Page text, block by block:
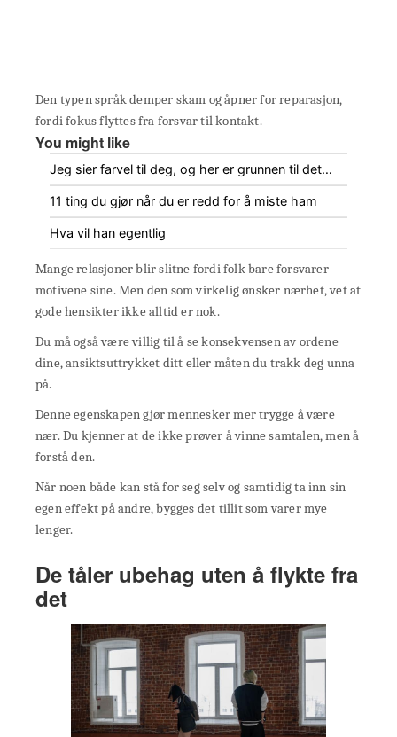
Den typen språk demper skam og åpner for reparasjon,
fordi fokus flyttes fra forsvar til kontakt.
You might like
Jeg sier farvel til deg, og her er grunnen til det…
11 ting du gjør når du er redd for å miste ham
Hva vil han egentlig
Mange relasjoner blir slitne fordi folk bare forsvarer
motivene sine. Men den som virkelig ønsker nærhet, vet at
gode hensikter ikke alltid er nok.
Du må også være villig til å se konsekvensen av ordene
dine, ansiktsuttrykket ditt eller måten du trakk deg unna
på.
Denne egenskapen gjør mennesker mer trygge å være
nær. Du kjenner at de ikke prøver å vinne samtalen, men å
forstå den.
Når noen både kan stå for seg selv og samtidig ta inn sin
egen effekt på andre, bygges det tillit som varer mye
lenger.
De tåler ubehag uten å flykte fra
det